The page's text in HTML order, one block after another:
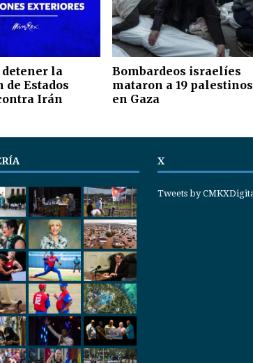
detener la
de Estados
Irán
Bombardeos israelíes
mataron a 19 palestinos
en Gaza
X
Tweets by